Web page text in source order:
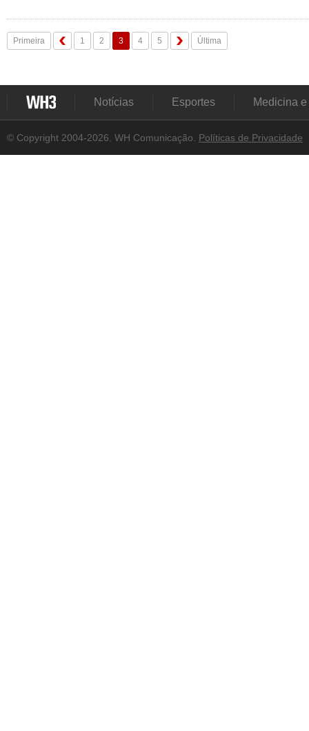
Primeira 1 2 3 4 5 Última
Notícias Esportes Medicina
© Copyright 2004-2026. WH Comunicação. Políticas de Privacidade